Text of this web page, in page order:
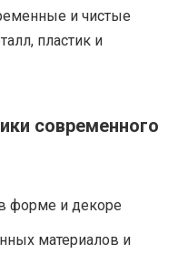
и чистые
пластик и
современного
форме и декоре
материалов и